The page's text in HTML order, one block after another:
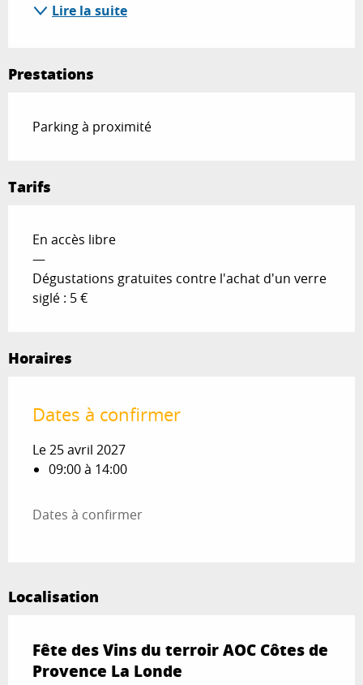
Lire la suite
Prestations
Parking à proximité
Tarifs
En accès libre
—
Dégustations gratuites contre l'achat d'un verre
siglé : 5 €
Horaires
Dates à confirmer
Le 25 avril 2027
09:00 à 14:00
Dates à confirmer
Localisation
Fête des Vins du terroir AOC Côtes de
Provence La Londe